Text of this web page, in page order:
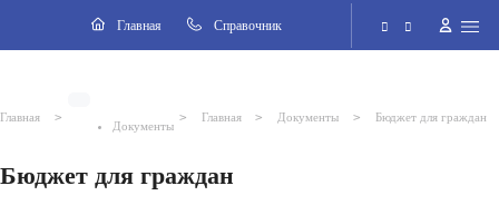
Главная Cправочник
Главная >
Документы
> Главная > Документы > Бюджет для граждан
Бюджет для граждан